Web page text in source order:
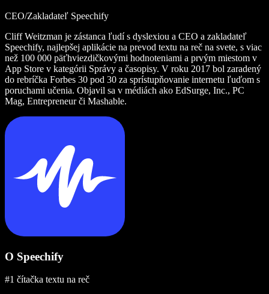
CEO/Zakladateľ Speechify
Cliff Weitzman je zástanca ľudí s dyslexiou a CEO a zakladateľ
Speechify, najlepšej aplikácie na prevod textu na reč na svete, s viac
než 100 000 päťhviezdičkovými hodnoteniami a prvým miestom v
App Store v kategórii Správy a časopisy. V roku 2017 bol zaradený
do rebríčka Forbes 30 pod 30 za sprístupňovanie internetu ľuďom s
poruchami učenia. Objavil sa v médiách ako EdSurge, Inc., PC
Mag, Entrepreneur či Mashable.
O Speechify
#1 čítačka textu na reč